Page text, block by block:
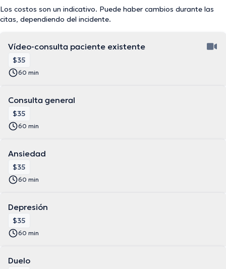
Los costos son un indicativo. Puede haber cambios durante las
citas, dependiendo del incidente.
Vídeo-consulta paciente existente
$35
60 min
Consulta general
$35
60 min
Ansiedad
$35
60 min
Depresión
$35
60 min
Duelo